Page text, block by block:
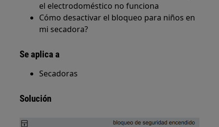
el electrodoméstico no funciona
Cómo desactivar el bloqueo para niños en
mi secadora?
Se aplica a
Secadoras
Solución